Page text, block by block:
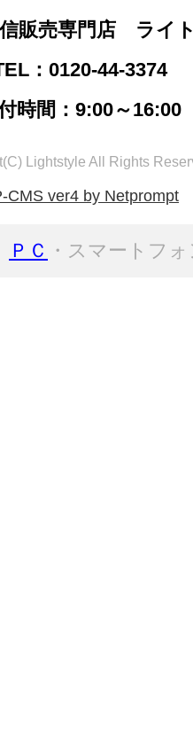
販売専門店 ライ
：0120-44-3374
時間：9:00～16:00
Lightstyle All Rights
CMS ver4 by Netprompt
ＰＣ ・スマートフ